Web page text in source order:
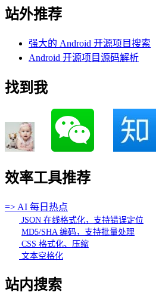
站外推荐
强大的 Android 开源项目搜索
Android 开源项目源码解析
找到我
效率工具推荐
=> AI 每日热点
JSON 在线格式化，支持错误定位
MD5/SHA 编码，支持批量处理
CSS 格式化、压缩
文本空格化
站内搜索